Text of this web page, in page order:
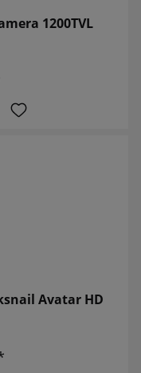
1200TVL
Avatar HD